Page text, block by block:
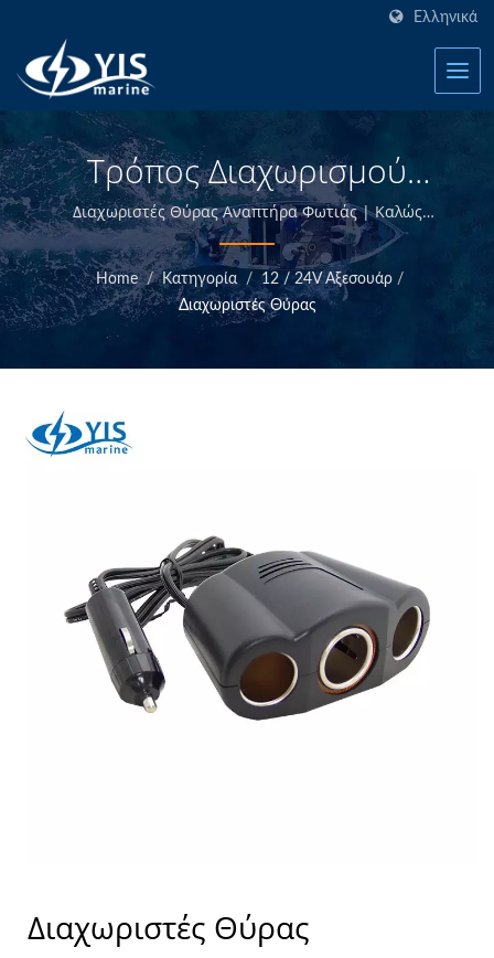
Ελληνικά
Τρόπος Διαχωρισμού
Θύρας Αναπτήρα Φωτιάς -
AP118 | Θαλάσσια
Ασφάλεια - Κατασκευαστής
Προϊόντων | YIS Marine
Διαχωριστές Θύρας Αναπτήρα Φωτιάς | Καλώς
ήρθατε στην YIS Marine - Κατασκευαστής Θαλάσσιων
Ηλεκτρολογικών Προϊόντων στην Ταϊβάν.
Home / Κατηγορία / 12 / 24V Αξεσουάρ /
Διαχωριστές Θύρας
Διαχωριστές Θύρας